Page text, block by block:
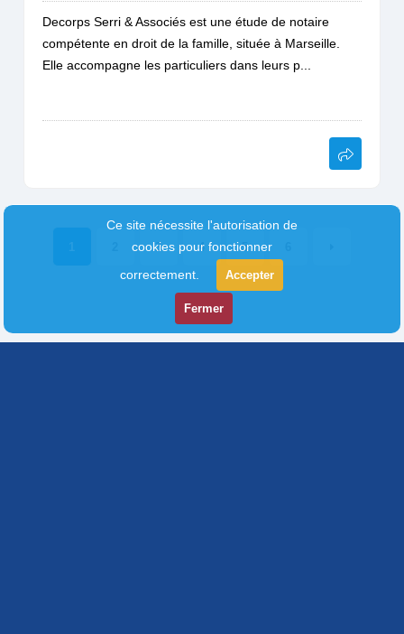
Decorps Serri & Associés est une étude de notaire
compétente en droit de la famille, située à Marseille.
Elle accompagne les particuliers dans leurs p...
1 3 4 5
Ce site nécessite l'autorisation de
cookies pour fonctionner
correctement.
Accepter
Fermer